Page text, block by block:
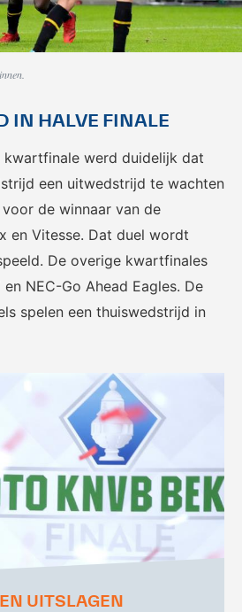
IN HALVE FINALE
werd duidelijk dat
een uitwedstrijd te wachten
de winnaar van de
en Vitesse. Dat duel wordt
De overige kwartfinales
NEC-Go Ahead Eagles. De
spelen een thuiswedstrijd in
UITSLAGEN